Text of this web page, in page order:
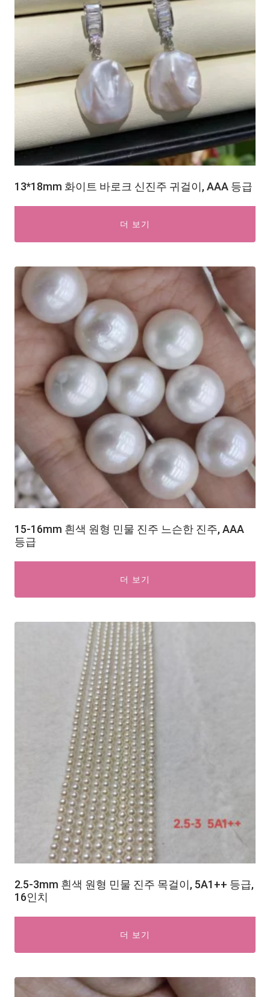
13*18mm 화이트 바로크 신진주 귀걸이, AAA 등급
더 보기
15-16mm 흰색 원형 민물 진주 느슨한 진주, AAA
등급
더 보기
2.5-3mm 흰색 원형 민물 진주 목걸이, 5A1++ 등급,
16인치
더 보기